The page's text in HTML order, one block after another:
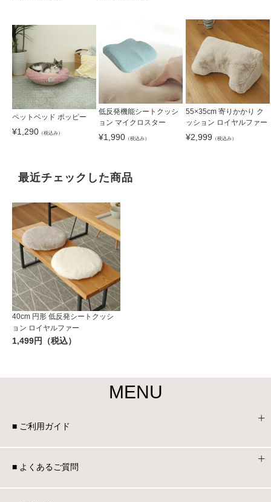
ペットベッド ポッピー
¥1,290 （税込み）
低反発機能シートクッシ
ョン マイクロスター
¥1,990 （税込み）
55×35cm 寄りかかり ク
ッション ロイヤルファー
¥2,999 （税込み）
最近チェックした商品
40cm 円形 低反発シートクッシ
ョン ロイヤルファー
1,499円（税込）
MENU
■ ご利用ガイド
■ よくあるご質問